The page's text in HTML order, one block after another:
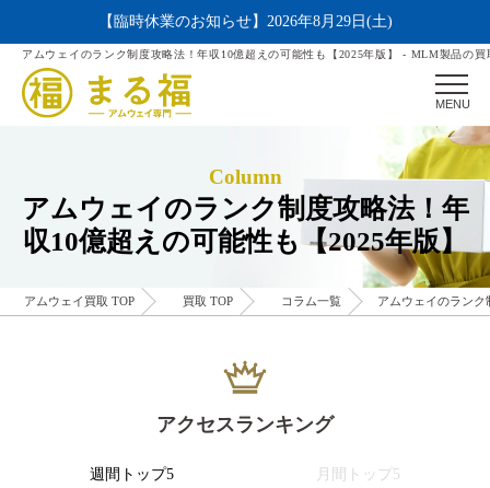
【臨時休業のお知らせ】2026年8月29日(土)
アムウェイのランク制度攻略法！年収10億超えの可能性も【2025年版】 - MLM製品の買
MENU
Column
アムウェイのランク制度攻略法！年
収10億超えの可能性も【2025年版】
アムウェイ買取 TOP 買取 TOP コラム一覧 アムウェイのラン
アクセスランキング
週間トップ5 月間トップ5